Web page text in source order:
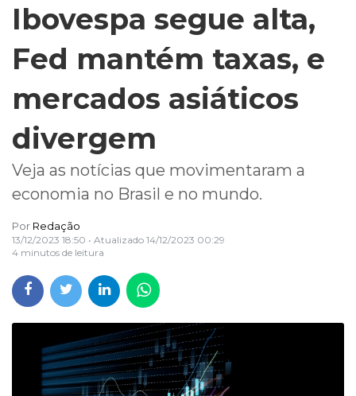
Ibovespa segue alta,
Fed mantém taxas, e
mercados asiáticos
divergem
Veja as notícias que movimentaram a
economia no Brasil e no mundo.
Por Redação
13/12/2023 18:50 • Atualizado 14/12/2023 00:29
4 minutos de leitura